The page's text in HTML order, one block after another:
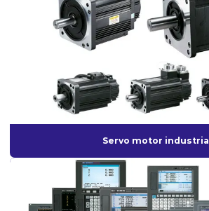
Servo motor spindle drive
Torno cnc
Venda de servo motor
Servo motor industrial